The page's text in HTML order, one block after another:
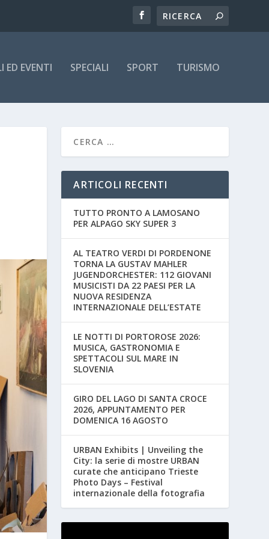
ED EVENTI SPECIALI SPORT TURISMO
ARTICOLI RECENTI
TUTTO PRONTO A LAMOSANO
PER ALPAGO SKY SUPER 3
AL TEATRO VERDI DI PORDENONE
TORNA LA GUSTAV MAHLER
JUGENDORCHESTER: 112 GIOVANI
MUSICISTI DA 22 PAESI PER LA
NUOVA RESIDENZA
INTERNAZIONALE DELL’ESTATE
LE NOTTI DI PORTOROSE 2026:
MUSICA, GASTRONOMIA E
SPETTACOLI SUL MARE IN
SLOVENIA
GIRO DEL LAGO DI SANTA CROCE
2026, APPUNTAMENTO PER
DOMENICA 16 AGOSTO
URBAN Exhibits | Unveiling the
City: la serie di mostre URBAN
curate che anticipano Trieste
Photo Days – Festival
internazionale della fotografia